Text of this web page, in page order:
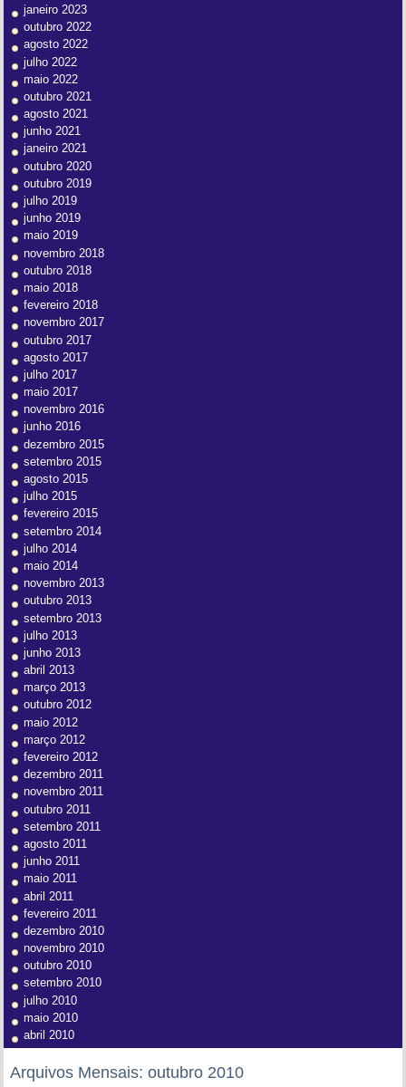
janeiro 2023
outubro 2022
agosto 2022
julho 2022
maio 2022
outubro 2021
agosto 2021
junho 2021
janeiro 2021
outubro 2020
outubro 2019
julho 2019
junho 2019
maio 2019
novembro 2018
outubro 2018
maio 2018
fevereiro 2018
novembro 2017
outubro 2017
agosto 2017
julho 2017
maio 2017
novembro 2016
junho 2016
dezembro 2015
setembro 2015
agosto 2015
julho 2015
fevereiro 2015
setembro 2014
julho 2014
maio 2014
novembro 2013
outubro 2013
setembro 2013
julho 2013
junho 2013
abril 2013
março 2013
outubro 2012
maio 2012
março 2012
fevereiro 2012
dezembro 2011
novembro 2011
outubro 2011
setembro 2011
agosto 2011
junho 2011
maio 2011
abril 2011
fevereiro 2011
dezembro 2010
novembro 2010
outubro 2010
setembro 2010
julho 2010
maio 2010
abril 2010
Arquivos Mensais:outubro 2010